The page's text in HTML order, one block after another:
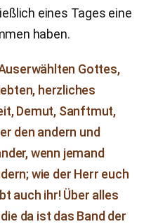
eines Tages eine
haben.
Gottes,
herzliches
Demut, Sanftmut,
den andern und
wenn jemand
wie der Herr euch
auch ihr! Über alles
da ist das Band der